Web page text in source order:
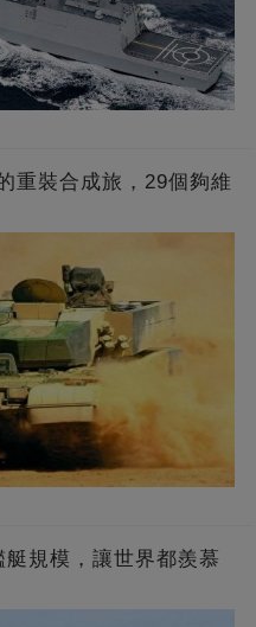
重裝合成旅，29個夠維
規模，讓世界都羨慕